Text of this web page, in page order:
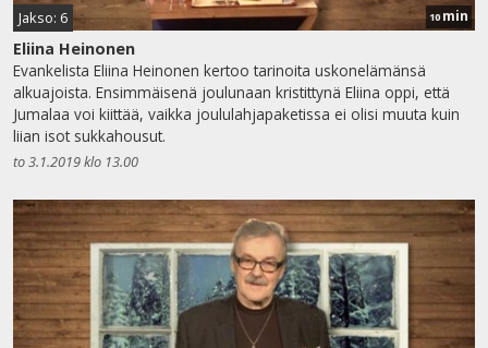
Jakso: 6 10min
Eliina Heinonen
Evankelista Eliina Heinonen kertoo tarinoita uskonelämänsä
alkuajoista. Ensimmäisenä joulunaan kristittynä Eliina oppi, että
Jumalaa voi kiittää, vaikka joululahjapaketissa ei olisi muuta kuin
liian isot sukkahousut.
to 3.1.2019 klo 13.00